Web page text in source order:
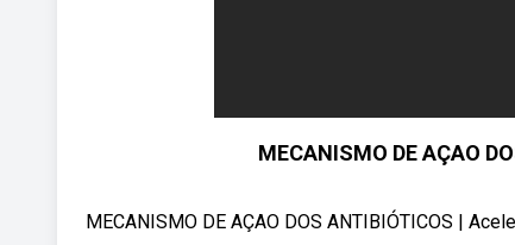
MECANISMO DE AÇAO
MECANISMO DE AÇAO DOS ANTIBIÓTICOS |